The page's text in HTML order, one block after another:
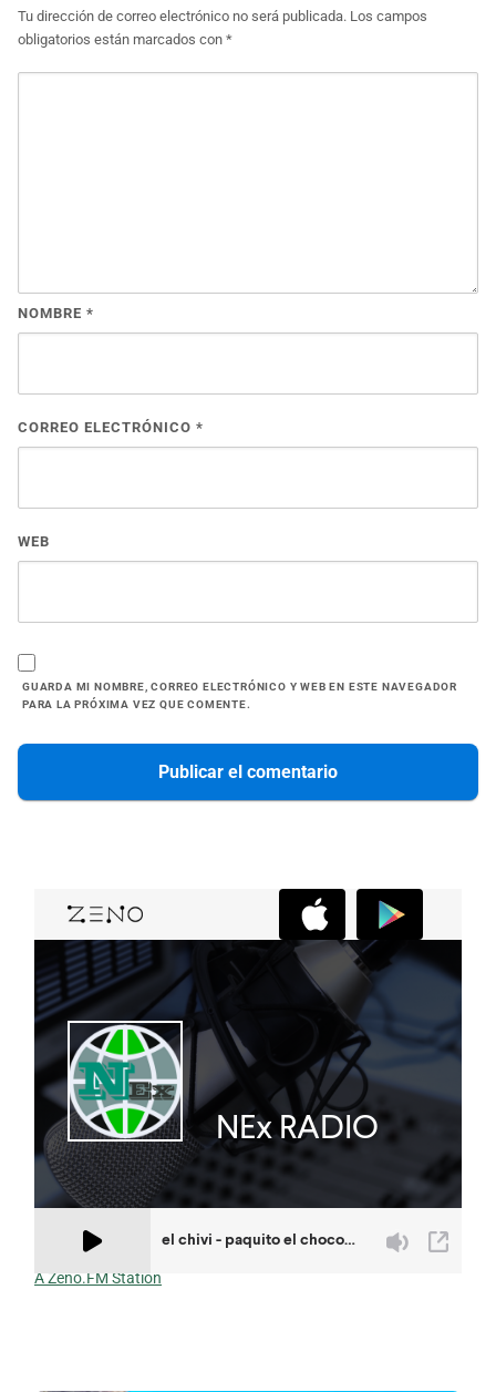
Tu dirección de correo electrónico no será publicada. Los campos
obligatorios están marcados con *
NOMBRE *
CORREO ELECTRÓNICO *
WEB
GUARDA MI NOMBRE, CORREO ELECTRÓNICO Y WEB EN ESTE NAVEGADOR
PARA LA PRÓXIMA VEZ QUE COMENTE.
A Zeno.FM Station